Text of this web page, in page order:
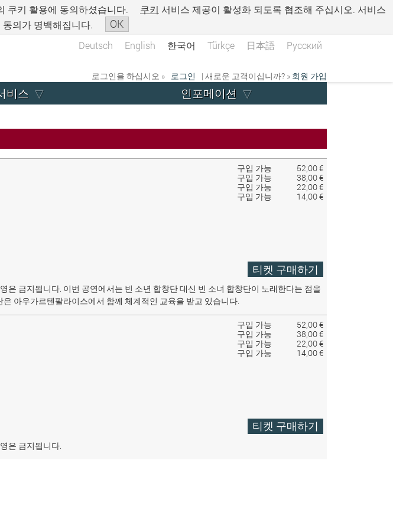
쿠키 활용에 동의하셨습니다. 쿠키 서비스 제공이 활성화 되도록 협조해 주십시오. 서비스
의가 명백해집니다.
OK
Deutsch English 한국어 Türkçe 日本語 Русский
로그인을 하십시오 » 로그인 | 새로운 고객이십니까? » 회원 가입
비스 인포메이션
구입 가능
52,00 €
구입 가능
38,00 €
구입 가능
22,00 €
구입 가능
14,00 €
티켓 구매하기
은 금지됩니다. 이번 공연에서는 빈 소년 합창단 대신 빈 소녀 합창단이 노래한다는 점을
아우가르텐팔라이스에서 함께 체계적인 교육을 받고 있습니다.
구입 가능
52,00 €
구입 가능
38,00 €
구입 가능
22,00 €
구입 가능
14,00 €
티켓 구매하기
은 금지됩니다.